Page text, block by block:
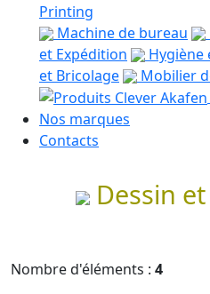
Printing
Machine de bureau
et Expédition
Hygiène
et Bricolage
Mobilier
Nos marques
Contacts
Dessin
Nombre d'éléments : 4